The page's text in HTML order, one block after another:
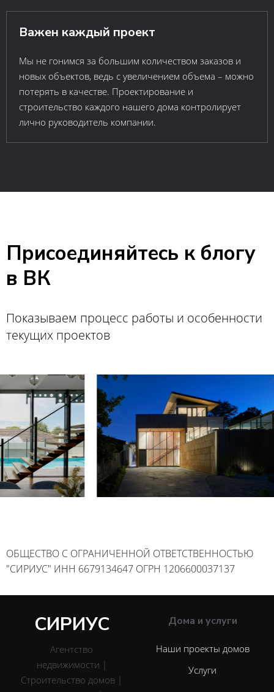
Важен каждый проект
Мы не гонимся за большим количеством заказов и
новых объектов, ведь с увеличением объема – можно
потерять в качестве. Проектирование и
строительство каждого нашего дома контролирует
лично руководитель компании.
Присоединяйтесь к блогу
в ВК
Показываем процесс работы и особенности
текущих проектов
ОБЩЕСТВО С ОГРАНИЧЕННОЙ ОТВЕТСТВЕННОСТЬЮ
"СИРИУС" ИНН 6679134647 ОГРН 1206600037137
СИРИУС
Агентство
недвижимости |
Строительство домов |
Дома и услуги
Наши проекты домов
Услуги